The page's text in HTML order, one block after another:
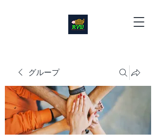
グループ